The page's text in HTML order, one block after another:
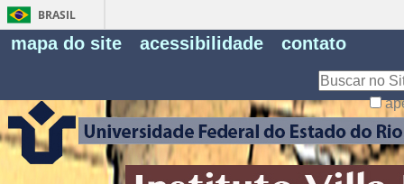
BRASIL
mapa do site acessibilidade contato